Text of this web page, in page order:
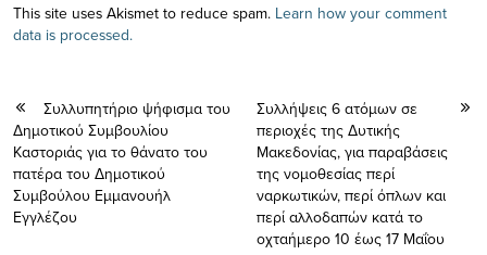
This site uses Akismet to reduce spam. Learn how your comment
data is processed.
Συλλυπητήριο ψήφισμα του
Δημοτικού Συμβουλίου
Καστοριάς για το θάνατο του
πατέρα του Δημοτικού
Συμβούλου Εμμανουήλ
Εγγλέζου
Συλλήψεις 6 ατόμων σε
περιοχές της Δυτικής
Μακεδονίας, για παραβάσεις
της νομοθεσίας περί
ναρκωτικών, περί όπλων και
περί αλλοδαπών κατά το
οχταήμερο 10 έως 17 Μαΐου